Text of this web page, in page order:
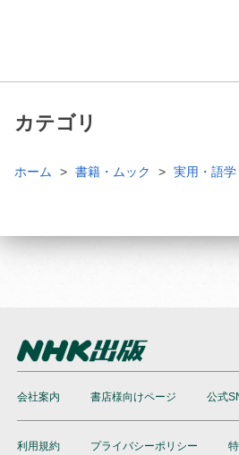
カテゴリ
ホーム 書籍・ムック 実用・語学
会社案内 書店様向けページ 公式
利用規約 プライバシーポリシー